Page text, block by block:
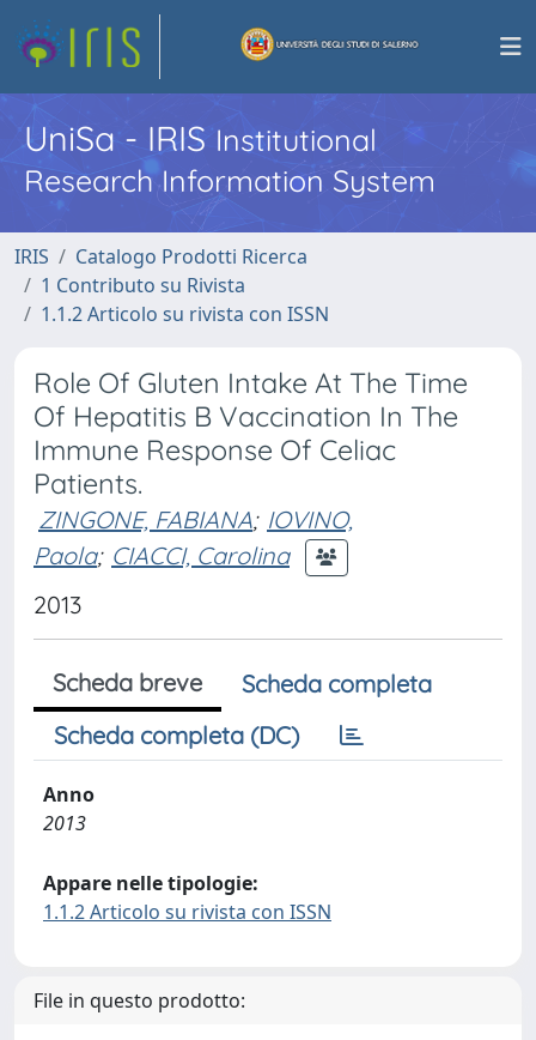
UniSa - IRISInstitutional
Research Information System
IRIS
Catalogo Prodotti Ricerca
1 Contributo su Rivista
1.1.2 Articolo su rivista con ISSN
Role Of Gluten Intake At The Time
Of Hepatitis B Vaccination In The
Immune Response Of Celiac
Patients.
ZINGONE, FABIANA; IOVINO,
Paola; CIACCI, Carolina
2013
Scheda breve
Scheda completa
Scheda completa (DC)
Anno
2013
Appare nelle tipologie:
1.1.2 Articolo su rivista con ISSN
File in questo prodotto: